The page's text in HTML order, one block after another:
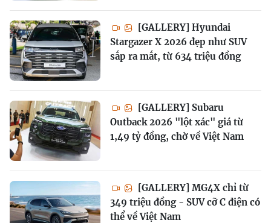
[GALLERY] Hyundai
Stargazer X 2026 đẹp như SUV
sắp ra mắt, từ 634 triệu đồng
[GALLERY] Subaru
Outback 2026 "lột xác" giá từ
1,49 tỷ đồng, chờ về Việt Nam
[GALLERY] MG4X chỉ từ
349 triệu đồng - SUV cỡ C điện có
thể về Việt Nam